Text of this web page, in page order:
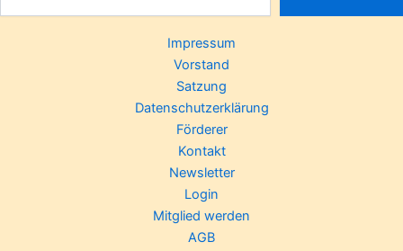
Impressum
Vorstand
Satzung
Datenschutzerklärung
Förderer
Kontakt
Newsletter
Login
Mitglied werden
AGB